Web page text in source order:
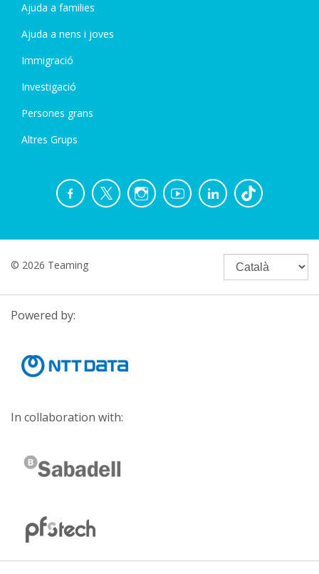
Ajuda a families
Ajuda a nens i joves
Immigració
Investigació
Persones grans
Altres Grups
© 2026 Teaming
Powered by:
In collaboration with: